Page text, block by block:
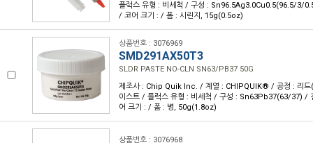
플럭스 유형 : 비세척 / 구성 : Sn96.5Ag3.0Cu0.5(96.5/3/
/ 코어 크기 : / 폼 : 시린지, 15g(0.5oz)
상품번호 : 3076969
SMD291AX50T3
SLDR PASTE NO-CLN SN63/PB37 50G
제조사 : Chip Quik Inc. / 계열 : CHIPQUIK® / 공정 : 리드
이스트 / 플럭스 유형 : 비세척 / 구성 : Sn63Pb37(63/37) /
어 크기 : / 폼 : 병, 50g(1.8oz)
상품번호 : 3076968